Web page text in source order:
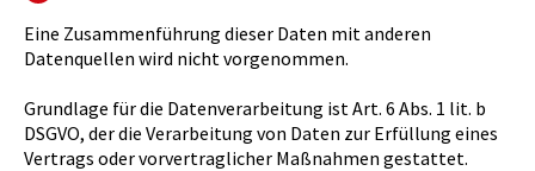
Eine Zusammenführung dieser Daten mit anderen
Datenquellen wird nicht vorgenommen.
Grundlage für die Datenverarbeitung ist Art. 6 Abs. 1 lit. b
DSGVO, der die Verarbeitung von Daten zur Erfüllung eines
Vertrags oder vorvertraglicher Maßnahmen gestattet.